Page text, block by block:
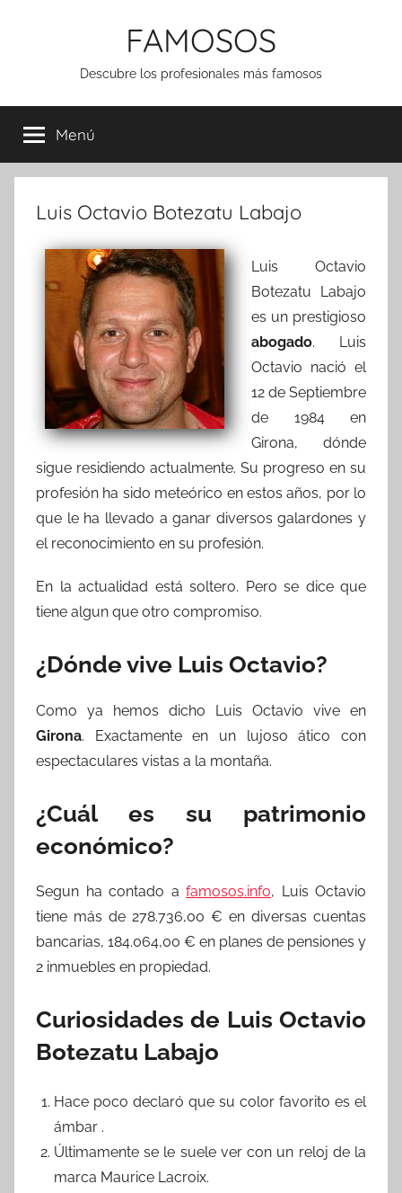
FAMOSOS
Descubre los profesionales más famosos
Menú
Luis Octavio Botezatu Labajo
Luis Octavio
Botezatu Labajo
es un prestigioso
abogado. Luis
Octavio nació el
12 de Septiembre
de 1984 en
Girona, dónde
sigue residiendo actualmente. Su progreso en su
profesión ha sido meteórico en estos años, por lo
que le ha llevado a ganar diversos galardones y
el reconocimiento en su profesión.
En la actualidad está soltero. Pero se dice que
tiene algun que otro compromiso.
¿Dónde vive Luis Octavio?
Como ya hemos dicho Luis Octavio vive en
Girona. Exactamente en un lujoso ático con
espectaculares vistas a la montaña.
¿Cuál es su patrimonio
económico?
Segun ha contado a famosos.info, Luis Octavio
tiene más de 278.736,00 € en diversas cuentas
bancarias, 184.064,00 € en planes de pensiones y
2 inmuebles en propiedad.
Curiosidades de Luis Octavio
Botezatu Labajo
Hace poco declaró que su color favorito es el
ámbar .
Últimamente se le suele ver con un reloj de la
marca Maurice Lacroix.